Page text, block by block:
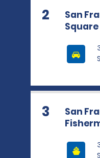
2
San
Square
3
San